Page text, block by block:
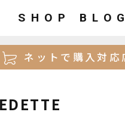
SHOP BLOG
ネットで購入対応